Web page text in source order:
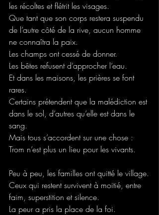
les récoltes et flétrit les visages.
Que tant que son corps restera suspendu
de l’autre côté de la rive, aucun homme
ne connaîtra la paix.
Les champs ont cessé de donner.
Les bêtes refusent d’approcher l’eau.
Et dans les maisons, les prières se font
rares.
Certains prétendent que la malédiction est
dans le sol, d’autres qu’elle est dans le
sang.
Mais tous s’accordent sur une chose :
Trom n’est plus un lieu pour les vivants.
Peu à peu, les familles ont quitté le village.
Ceux qui restent survivent à moitié, entre
faim, superstition et silence.
La peur a pris la place de la foi.